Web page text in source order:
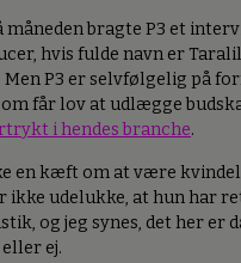
måneden bragte P3 et
hvis fulde navn er
Men P3 er selvfølgelig på
får lov at udlægge
i hendes branche.
en kæft om at være
ikke udelukke, at hun har
og jeg synes, det her er
ej.